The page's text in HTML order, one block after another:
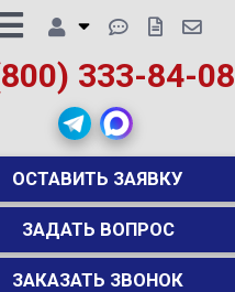
333-84-08
ОСТАВИТЬ ЗАЯВКУ
ЗАДАТЬ ВОПРОС
ЗАКАЗАТЬ ЗВОНОК